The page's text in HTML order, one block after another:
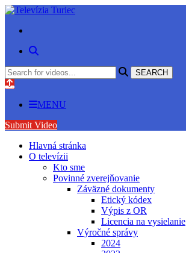
MENU
Submit Video
Hlavná stránka
O televízii
Kto sme
Povinné zverejňovanie
Záväzné dokumenty
Etický kódex
Výpis z OR
Licencia na vysielanie
Výročné správy
2024